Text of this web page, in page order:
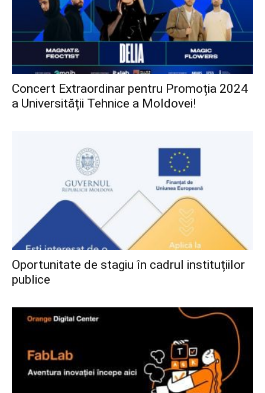
Concert Extraordinar pentru Promoția 2024
a Universității Tehnice a Moldovei!
Oportunitate de stagiu în cadrul instituțiilor
publice